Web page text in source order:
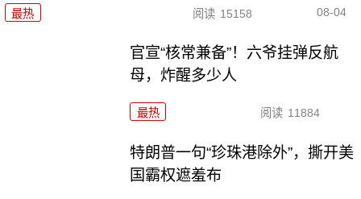
最热 阅读 15158 08-04
官宣“核常兼备”！六爷挂弹反航
母，炸醒多少人
最热 阅读 11884
特朗普一句“珍珠港除外”，撕开美
国霸权遮羞布